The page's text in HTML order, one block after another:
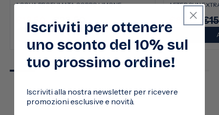
ACQUA PROFUMATA CORPO LIMONE
Prezzo
scontato
€13,50
Prezzo
di
listino
€22,50
AGGIUNGI
AFTER SUN
Prezzo
scontato
€8,50
Iscriviti per ottenere
uno sconto del 10% sul
tuo prossimo ordine!
Iscriviti alla nostra newsletter per ricevere
promozioni esclusive e novità.